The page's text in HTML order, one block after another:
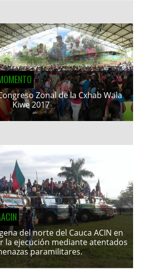
Zonal de la Cxhab Wala
Kiwe 2017
del norte del Cauca ACIN en
la ejecución mediante atentados
paramilitares.